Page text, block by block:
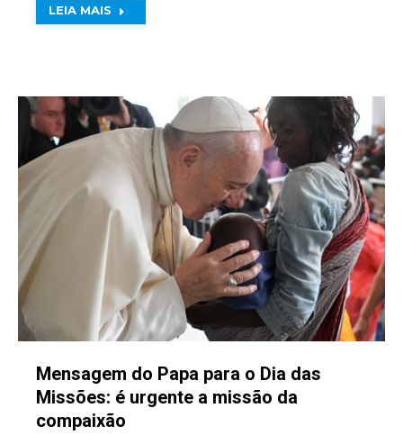
LEIA MAIS
Mensagem do Papa para o Dia das
Missões: é urgente a missão da
compaixão